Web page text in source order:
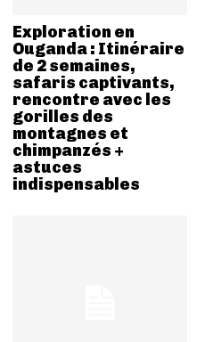
Exploration en
Ouganda : Itinéraire
de 2 semaines,
safaris captivants,
rencontre avec les
gorilles des
montagnes et
chimpanzés +
astuces
indispensables